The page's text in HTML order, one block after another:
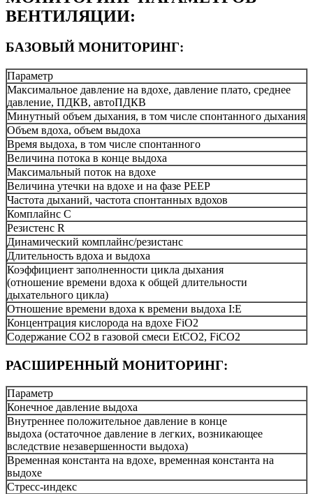
ВЕНТИЛЯЦИИ:
БАЗОВЫЙ МОНИТОРИНГ:
Параметр
Максимальное давление на вдохе, давление плато, среднее
давление, ПДКВ, автоПДКВ
Минутный объем дыхания, в том числе спонтанного дыхания
Объем вдоха, объем выдоха
Время выдоха, в том числе спонтанного
Величина потока в конце выдоха
Максимальный поток на вдохе
Величина утечки на вдохе и на фазе PEEP
Частота дыханий, частота спонтанных вдохов
Комплайнс C
Резистенс R
Динамический комплайнс/резистанс
Длительность вдоха и выдоха
Коэффициент заполненности цикла дыхания
(отношение времени вдоха к общей длительности
дыхательного цикла)
Отношение времени вдоха к времени выдоха I:E
Концентрация кислорода на вдохе FiO2
Содержание CO2 в газовой смеси EtCO2, FiСO2
РАСШИРЕННЫЙ МОНИТОРИНГ:
Параметр
Конечное давление выдоха
Внутреннее положительное давление в конце
выдоха (остаточное давление в легких, возникающее
вследствие незавершенности выдоха)
Временная константа на вдохе, временная константа на
выдохе
Стресс-индекс